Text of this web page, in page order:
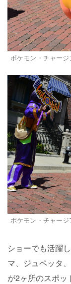
ポケモン・チャー
ポケモン・チャー
ショーでも活躍
マ、ジュペッタ
が2ヶ所のスポッ